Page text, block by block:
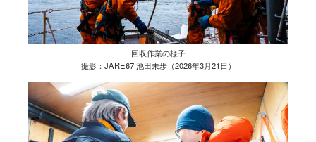
回収作業の様子
撮影：JARE67 池田未歩（2026年3月21日）